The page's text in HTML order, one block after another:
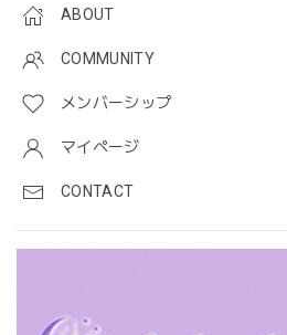
ABOUT
COMMUNITY
メンバーシップ
マイページ
CONTACT